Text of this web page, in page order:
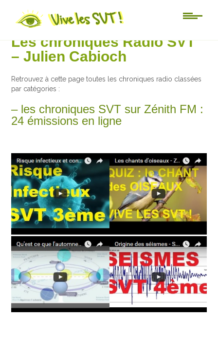
Non classé
Les chroniques Radio SVT
– Julien Cabioch
Retrouvez à cette page toutes les chroniques radio classées
par catégories :
– les chroniques SVT sur Zénith FM :
24 émissions en ligne